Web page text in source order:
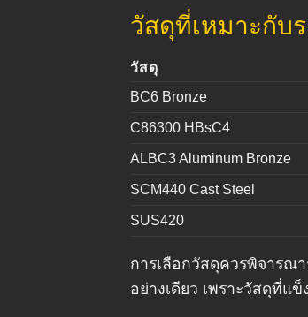
วัสดุที่เหมาะกับ
วัสดุ
BC6 Bronze
C86300 HBsC4
ALBC3 Aluminum Bronze
SCM440 Cast Steel
SUS420
การเลือกวัสดุควรพิจารณ
อย่างเดียว เพราะวัสดุที่แ